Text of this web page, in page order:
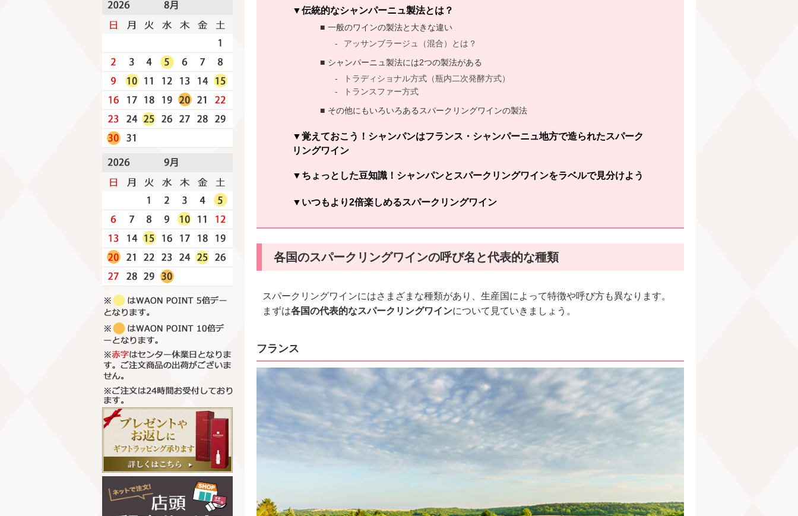
伝統的なシャンパーニュ製法とは？
一般のワインの製法と大きな違い
アッサンブラージュ（混合）とは？
シャンパーニュ製法には2つの製法がある
トラディショナル方式（瓶内二次発酵方式）
トランスファー方式
その他にもいろいろあるスパークリングワインの製法
覚えておこう！シャンパンはフランス・シャンパーニュ地方で造られたスパーク
リングワイン
ちょっとした豆知識！シャンパンとスパークリングワインをラベルで見分けよう
いつもより2倍楽しめるスパークリングワイン
各国のスパークリングワインの呼び名と代表的な種類
スパークリングワインにはさまざまな種類があり、生産国によって特徴や呼び方も異なります。
まずは各国の代表的なスパークリングワインについて見ていきましょう。
フランス